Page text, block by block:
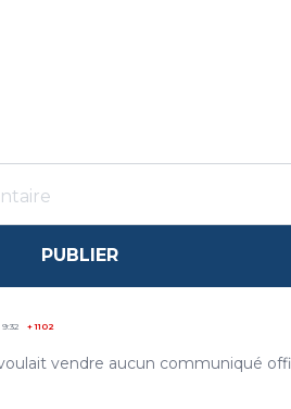
PUBLIER
+1102
vendre aucun communiqué